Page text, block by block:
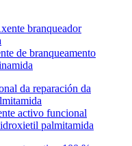
de branqueamento
activo funcional
palmitamida